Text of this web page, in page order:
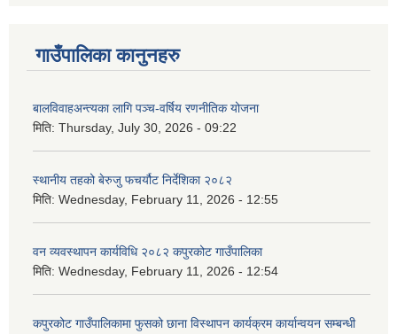
गाउँपालिका कानुनहरु
बालविवाहअन्त्यका लागि पञ्च-वर्षिय रणनीतिक योजना
मिति: Thursday, July 30, 2026 - 09:22
स्थानीय तहको बेरुजु फचर्यौट निर्देशिका २०८२
मिति: Wednesday, February 11, 2026 - 12:55
वन व्यवस्थापन कार्यविधि २०८२ कपुरकोट गाउँपालिका
मिति: Wednesday, February 11, 2026 - 12:54
कपुरकोट गाउँपालिकामा फुसको छाना विस्थापन कार्यक्रम कार्यान्वयन सम्बन्धी